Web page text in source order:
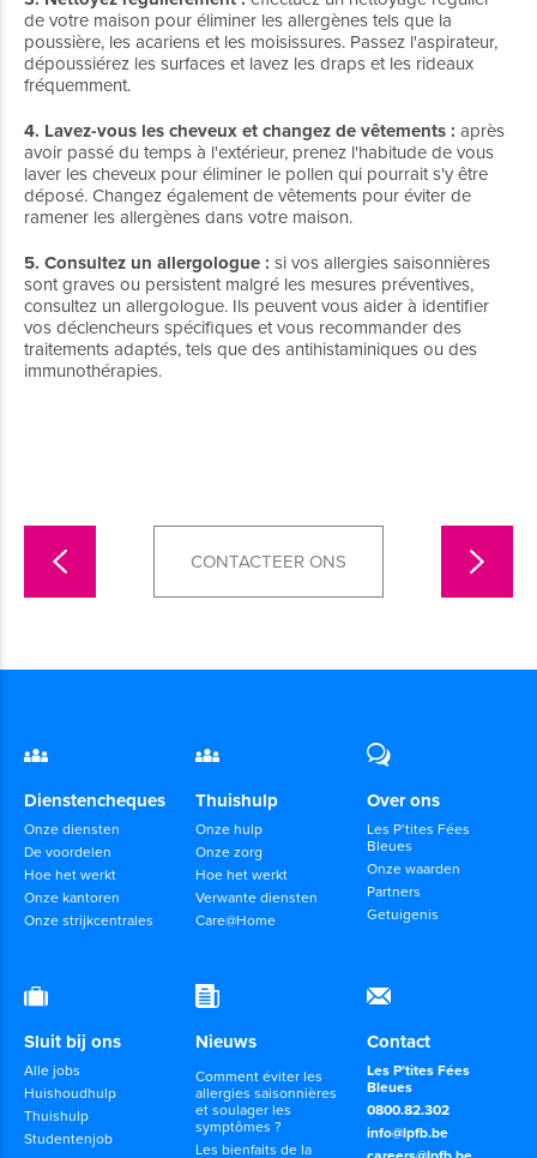
de votre maison pour éliminer les allergènes tels que la
poussière, les acariens et les moisissures. Passez l'aspirateur,
dépoussiérez les surfaces et lavez les draps et les rideaux
fréquemment.
4. Lavez-vous les cheveux et changez de vêtements : après
avoir passé du temps à l'extérieur, prenez l'habitude de vous
laver les cheveux pour éliminer le pollen qui pourrait s'y être
déposé. Changez également de vêtements pour éviter de
ramener les allergènes dans votre maison.
5. Consultez un allergologue : si vos allergies saisonnières
sont graves ou persistent malgré les mesures préventives,
consultez un allergologue. Ils peuvent vous aider à identifier
vos déclencheurs spécifiques et vous recommander des
traitements adaptés, tels que des antihistaminiques ou des
immunothérapies.
CONTACTEER ONS
Dienstencheques
Onze diensten
De voordelen
Hoe het werkt
Onze kantoren
Onze strijkcentrales
Thuishulp
Onze hulp
Onze zorg
Hoe het werkt
Verwante diensten
Care@Home
Over ons
Les P’tites Fées
Bleues
Onze waarden
Partners
Getuigenis
Sluit bij ons
Alle jobs
Huishoudhulp
Thuishulp
Studentenjob
Nieuws
Comment éviter les
allergies saisonnières
et soulager les
symptômes ?
Les bienfaits de la
Contact
Les P’tites Fées
Bleues
0800.82.302
info@lpfb.be